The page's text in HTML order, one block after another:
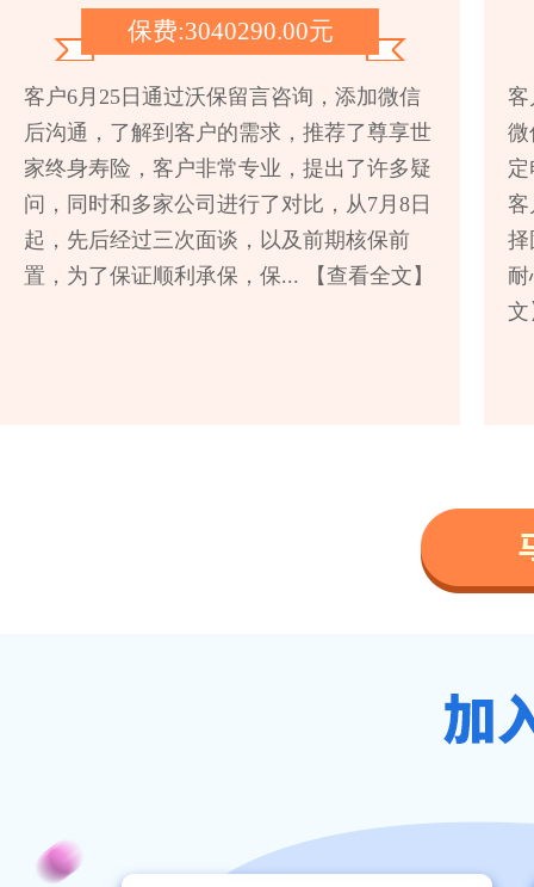
保费:3040290.00元
客户6月25日通过沃保留言咨询，添加微信
后沟通，了解到客户的需求，推荐了尊享世
家终身寿险，客户非常专业，提出了许多疑
问，同时和多家公司进行了对比，从7月8日
起，先后经过三次面谈，以及前期核保前
置，为了保证顺利承保，保...
【查看全文】
客
微
客
择
文